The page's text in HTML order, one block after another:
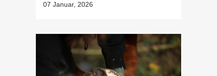
07 Januar, 2026